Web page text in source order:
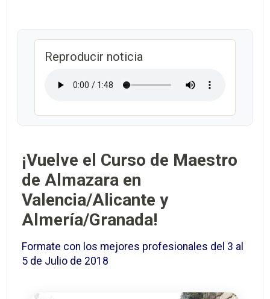
Reproducir noticia
¡Vuelve el Curso de Maestro
de Almazara en
Valencia/Alicante y
Almería/Granada!
Formate con los mejores profesionales del 3 al
5 de Julio de 2018